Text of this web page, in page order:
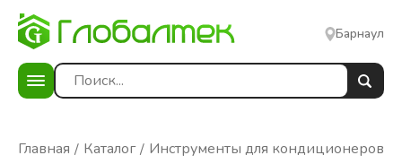
Барнаул
Главная Каталог Инструменты для кондиционеров